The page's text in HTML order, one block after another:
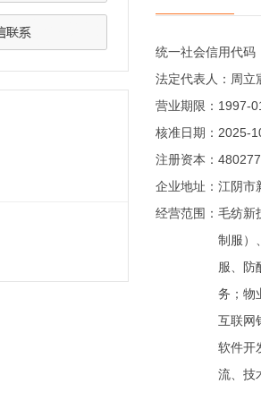
统一社会信用代码
法定代表人： 周立
营业期限： 1997-
核准日期： 2025-
注册资本：
企业地址： 江阴市
经营范围： 毛纺新
制服）
服、防
务；物
互联网
软件开
流、技